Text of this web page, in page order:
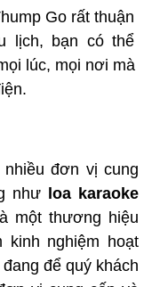
Go rất thuận
lịch, bạn có thể
lúc, mọi nơi mà
đơn vị cung
như
loa karaoke
một thương hiệu
nghiệm hoạt
để quý khách